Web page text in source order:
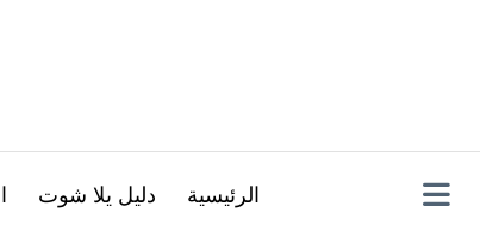
الرئيسية دليل يلا شوت